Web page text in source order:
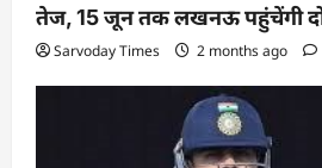
तेज, 15 जून तक लखनऊ पहुंचेंगी
Sarvoday Times 2 months ago